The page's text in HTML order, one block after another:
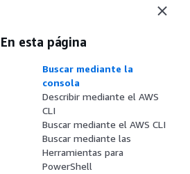
En esta página
Buscar mediante la
consola
Describir mediante el AWS
CLI
Buscar mediante el AWS CLI
Buscar mediante las
Herramientas para
PowerShell